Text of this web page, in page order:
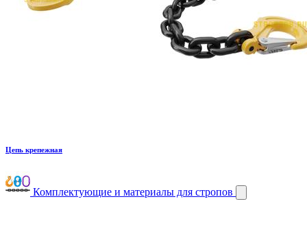
Цепь крепежная
Комплектующие и материалы для стропов